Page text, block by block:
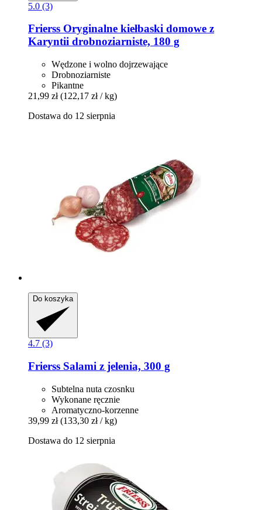
5.0 (3)
Frierss Oryginalne kiełbaski domowe z
Karyntii drobnoziarniste, 180 g
Wędzone i wolno dojrzewające
Drobnoziarniste
Pikantne
21,99 zł (122,17 zł / kg)
Dostawa do 12 sierpnia
Do koszyka
4.7 (3)
Frierss Salami z jelenia, 300 g
Subtelna nuta czosnku
Wykonane ręcznie
Aromatyczno-korzenne
39,99 zł (133,30 zł / kg)
Dostawa do 12 sierpnia